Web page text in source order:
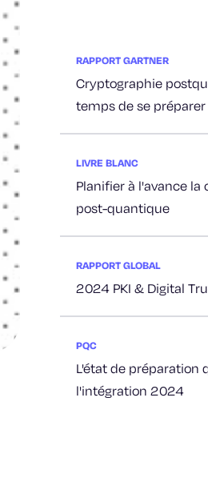
RAPPORT GARTNER
Cryptographie
temps de se préparer
LIVRE BLANC
Planifier à l'avance
post-quantique
RAPPORT GLOBAL
2024 PKI & Digital
PQC
L'état de préparation
l'intégration 2024